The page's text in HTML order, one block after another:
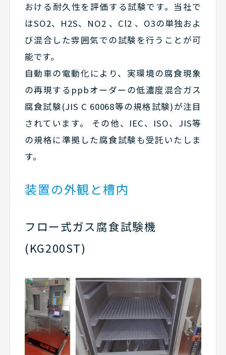
おける耐久性を評価する試験です。当社で
はSO2、H2S、NO2 、Cl2 、O3の単独およ
び混合した雰囲気での試験を行うことが可
能です。
自動車の電動化により、実環境の腐食現象
の再現するppbオーダーの低濃度混合ガス
腐食試験(JIS C 60068等の規格試験)が注目
されています。 その他、IEC、ISO、JIS等
の規格に準拠した腐食試験も受託いたしま
す。
装置の外観と槽内
フロー式ガス腐食試験機
(KG200ST)